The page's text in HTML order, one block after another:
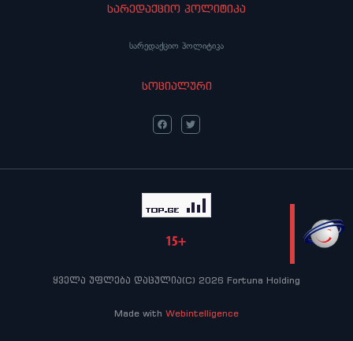
LIVE
სარედაქციო პოლიტიკა
სარედაქციო პოლიტიკა
სოციალური
ყველა უფლება დაცულია(C) 2026 Fortuna Holding
Made with Webintelligence